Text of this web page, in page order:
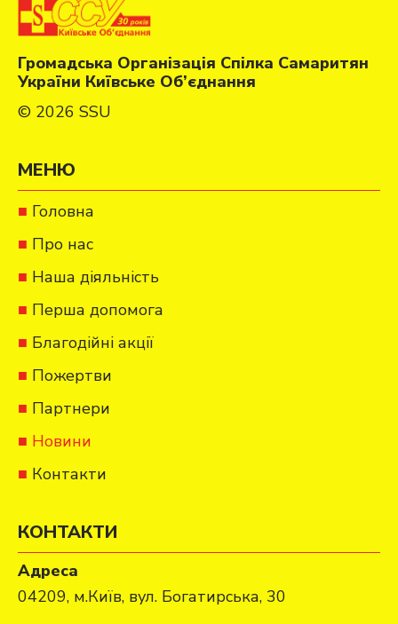
Громадська Організація Спілка Самаритян
України Київське Об’єднання
© 2026 SSU
МЕНЮ
Головна
Про нас
Наша діяльність
Перша допомога
Благодійні акції
Пожертви
Партнери
Новини
Контакти
КОНТАКТИ
Адреса
04209, м.Київ, вул. Богатирська, 30